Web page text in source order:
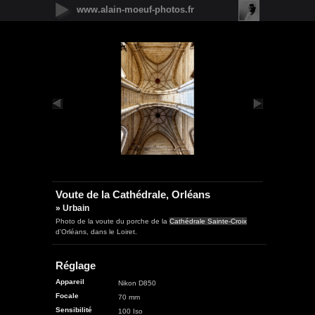
www.alain-moeuf-photos.fr
Voute de la Cathédrale, Orléans
» Urbain
Photo de la voute du porche de la Cathédrale Sainte-Croix
d'Orléans, dans le Loiret.
Réglage
Appareil
Nikon D850
Focale
70 mm
Sensibilité
100 Iso